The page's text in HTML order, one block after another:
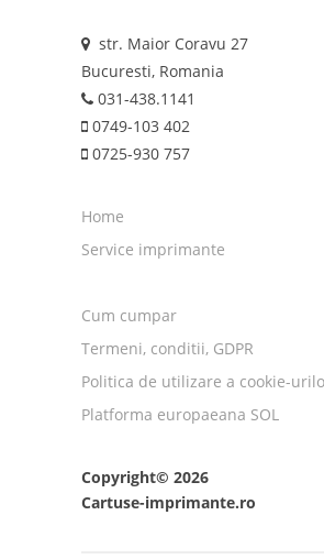
str. Maior Coravu 27
Bucuresti, Romania
031-438.1141
0749-103 402
0725-930 757
Home
Service imprimante
Cum cumpar
Termeni, conditii, GDPR
Politica de utilizare a cookie-
Platforma europaeana SOL
Copyright© 2026
Cartuse-imprimante.ro